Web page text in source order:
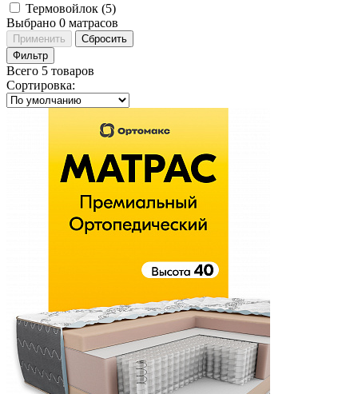
Термовойлок (5)
Выбрано 0 матрасов
Применить
Сбросить
Фильтр
Всего 5 товаров
Сортировка: